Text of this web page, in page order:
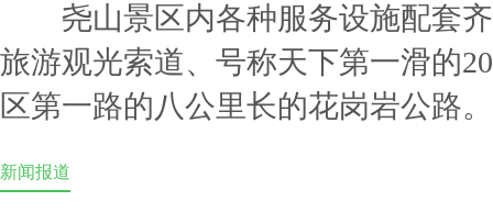
尧山景区内各种服务设施配套齐
旅游观光索道、号称天下第一滑的
区第一路的八公里长的花岗岩公路。
新闻报道